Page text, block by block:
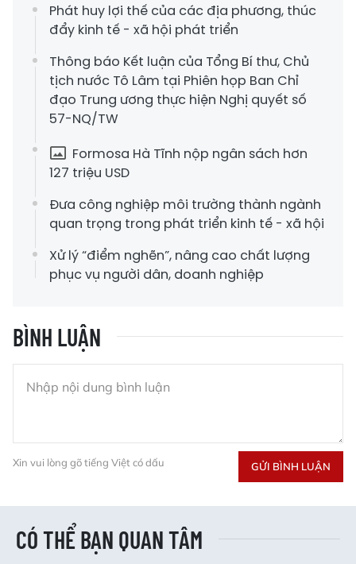
Phát huy lợi thế của các địa phương, thúc
đẩy kinh tế - xã hội phát triển
Thông báo Kết luận của Tổng Bí thư, Chủ
tịch nước Tô Lâm tại Phiên họp Ban Chỉ
đạo Trung ương thực hiện Nghị quyết số
57-NQ/TW
Formosa Hà Tĩnh nộp ngân sách hơn
127 triệu USD
Đưa công nghiệp môi trường thành ngành
quan trọng trong phát triển kinh tế - xã hội
Xử lý “điểm nghẽn”, nâng cao chất lượng
phục vụ người dân, doanh nghiệp
BÌNH LUẬN
Xin vui lòng gõ tiếng Việt có dấu GỬI BÌNH LUẬN
CÓ THỂ BẠN QUAN TÂM